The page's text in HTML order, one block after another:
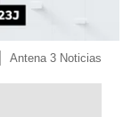
Antena 3 Noticias